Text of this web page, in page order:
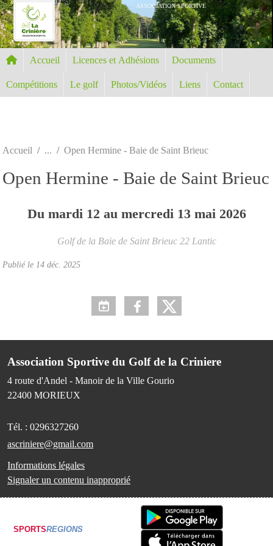
ASSOCIATION SPORTIVE
Accueil Licences et Adhésions Documents
Compétitions Le golf Photos/Vidéos Liens Contact
Accueil Open Hermine - Baie de Saint Brieuc
Open Hermine - Baie de Saint Brieuc
Du mardi 12 au mercredi 13 mai 2026
Golf de la Baie de Saint Brieuc 22 Lantic
Publié le 14 déc. 2025
Association Sportive du Golf de la Criniere
4 route d'Andel - Manoir de la Ville Gourio
22400 MORIEUX
Tél. : 0296327260
ascriniere@gmail.com
Informations légales
Signaler un contenu inapproprié
SPORTSREGIONS
Panneau de gestion des cookies